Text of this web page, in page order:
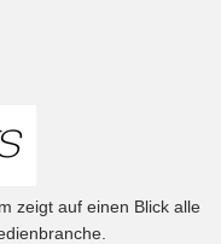
zeigt auf einen Blick alle